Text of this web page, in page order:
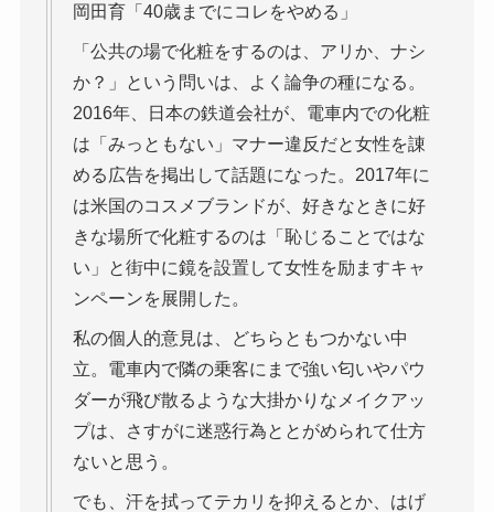
岡田育「40歳までにコレをやめる」
「公共の場で化粧をするのは、アリか、ナシ
か？」という問いは、よく論争の種になる。
2016年、日本の鉄道会社が、電車内での化粧
は「みっともない」マナー違反だと女性を諌
める広告を掲出して話題になった。2017年に
は米国のコスメブランドが、好きなときに好
きな場所で化粧するのは「恥じることではな
い」と街中に鏡を設置して女性を励ますキャ
ンペーンを展開した。
私の個人的意見は、どちらともつかない中
立。電車内で隣の乗客にまで強い匂いやパウ
ダーが飛び散るような大掛かりなメイクアッ
プは、さすがに迷惑行為ととがめられて仕方
ないと思う。
でも、汗を拭ってテカリを抑えるとか、はげ